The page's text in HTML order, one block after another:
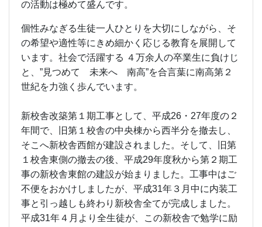
の活動は極めて盛んです。
個性みなぎる生徒一人ひとりを大切にしながら、そ
の希望や適性等にきめ細かく応じる教育を展開して
います。社会で活躍する ４万余人の卒業生に負けじ
と、”見つめて 未来へ 南高”を合言葉に南高第２
世紀を力強く歩んでいます。
新校舎改築第１期工事として、平成26・27年度の２
年間で、旧第１校舎の中央棟から西半分を撤去し、
そこへ新校舎西館が建設されました。そして、旧第
１校舎東側の撤去の後、平成29年度秋から第２期工
事の新校舎東館の建設が始まりました。工事中はご
不便をおかけしましたが、平成31年３月中に内装工
事と引っ越しも終わり新校舎全てが完成しました。
平成31年４月より全生徒が、この新校舎で勉学に励